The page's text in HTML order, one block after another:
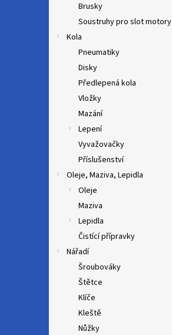
Brusky
Soustruhy pro slot motory
Kola
Pneumatiky
Disky
Předlepená kola
Vložky
Mazání
Lepení
Vyvažovačky
Příslušenství
Oleje, Maziva, Lepidla
Oleje
Maziva
Lepidla
Čistící přípravky
Nářadí
Šroubováky
Štětce
Klíče
Kleště
Nůžky